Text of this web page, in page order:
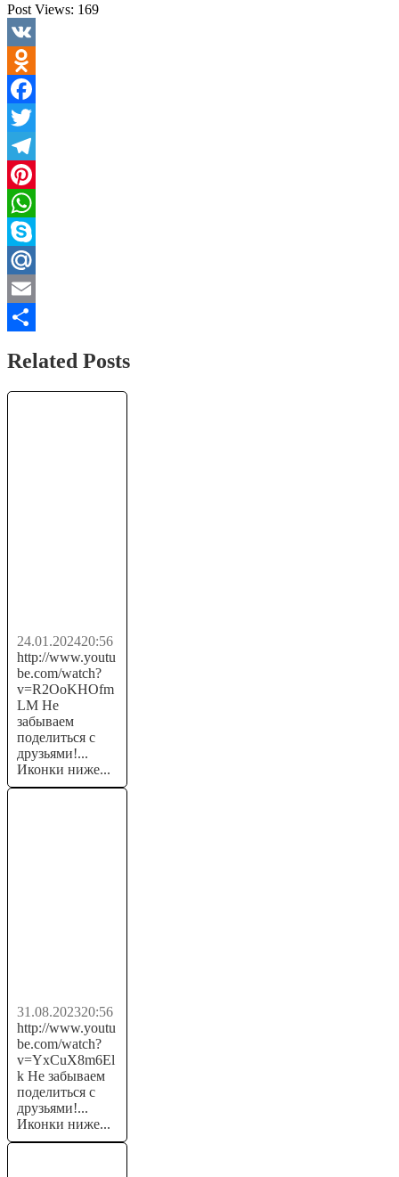
Post Views: 169
VK
Odnoklassniki
Facebook
Twitter
Telegram
Pinterest
WhatsApp
Skype
Mail.Ru
Email
Related Posts
24.01.202420:56
http://www.youtu
be.com/watch?
v=R2OoKHOfm
LM Не
забываем
поделиться с
друзьями!...
Иконки ниже...
31.08.202320:56
http://www.youtu
be.com/watch?
v=YxCuX8m6El
k Не забываем
поделиться с
друзьями!...
Иконки ниже...